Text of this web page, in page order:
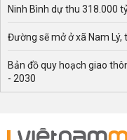
Ninh Bình dự thu 318.000
Đường sẽ mở ở xã Nam Lý,
Bản đồ quy hoạch giao
- 2030